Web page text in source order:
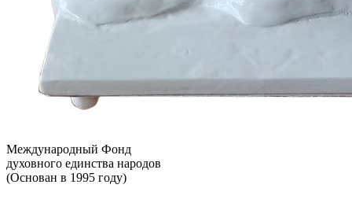
Международный Фонд
духовного единства народов
(Основан в 1995 году)